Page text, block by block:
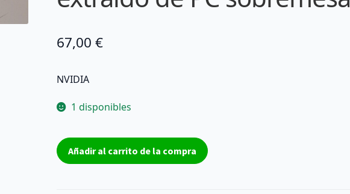
67,00 €
NVIDIA
1 disponibles
Tarjeta
gráfica
Añadir al carrito de la compra